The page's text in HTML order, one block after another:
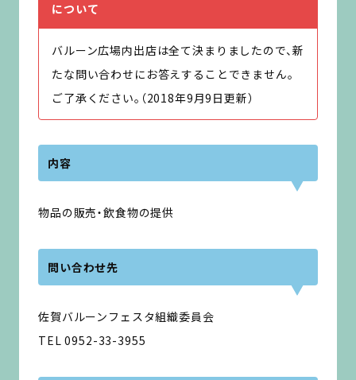
について
バルーン広場内出店は全て決まりましたので、新
たな問い合わせにお答えすることできません。
ご了承ください。（2018年9月9日更新）
内容
物品の販売・飲食物の提供
問い合わせ先
佐賀バルーンフェスタ組織委員会
TEL 0952-33-3955